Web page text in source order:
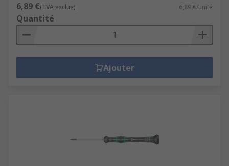
6,89 €(TVA exclue) 6,89 €/unité
Quantité
Ajouter